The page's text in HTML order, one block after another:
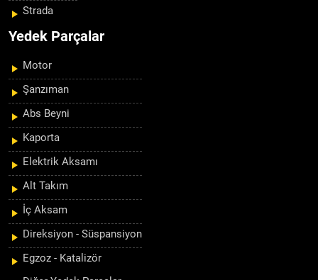
Strada
Yedek Parçalar
Motor
Şanzıman
Abs Beyni
Kaporta
Elektrik Aksamı
Alt Takım
İç Aksam
Direksiyon - Süspansiyon
Egzoz - Katalizör